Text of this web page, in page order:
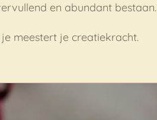
en abundant bestaan.
meestert je creatiekracht.